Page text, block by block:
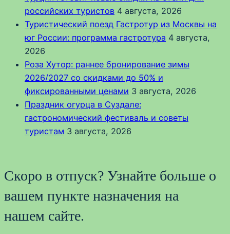
российских туристов 4 августа, 2026
Туристический поезд Гастротур из Москвы на
юг России: программа гастротура 4 августа,
2026
Роза Хутор: раннее бронирование зимы
2026/2027 со скидками до 50% и
фиксированными ценами 3 августа, 2026
Праздник огурца в Суздале:
гастрономический фестиваль и советы
туристам 3 августа, 2026
Скоро в отпуск? Узнайте больше о
вашем пункте назначения на
нашем сайте.